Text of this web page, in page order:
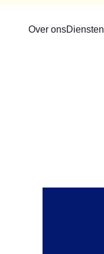
Over onsDiensten